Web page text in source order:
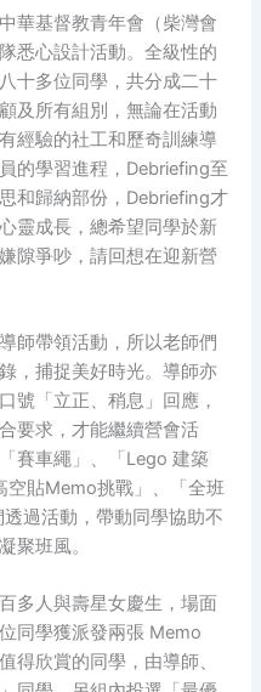
華基督教青年會（柴灣會
悉心設計活動。全級性的
十多位同學，共分成二十
及所有組別，無論在活動
經驗的社工和歷奇訓練導
的學習進程，Debriefing至
和歸納部份，Debriefing才
靈成長，總希望同學於新
隙爭吵，請回想在迎新營
師帶領活動，所以老師們
，捕捉美好時光。導師亦
號「立正、稍息」回應，
要求，才能繼續營會活
賽車繩」、「Lego 建築
空貼Memo挑戰」、「全班
過活動，帶動同學協助不
聚班風。
多人與壽星女慶生，場面
同學獲派發兩張 Memo
得欣賞的同學，由導師、